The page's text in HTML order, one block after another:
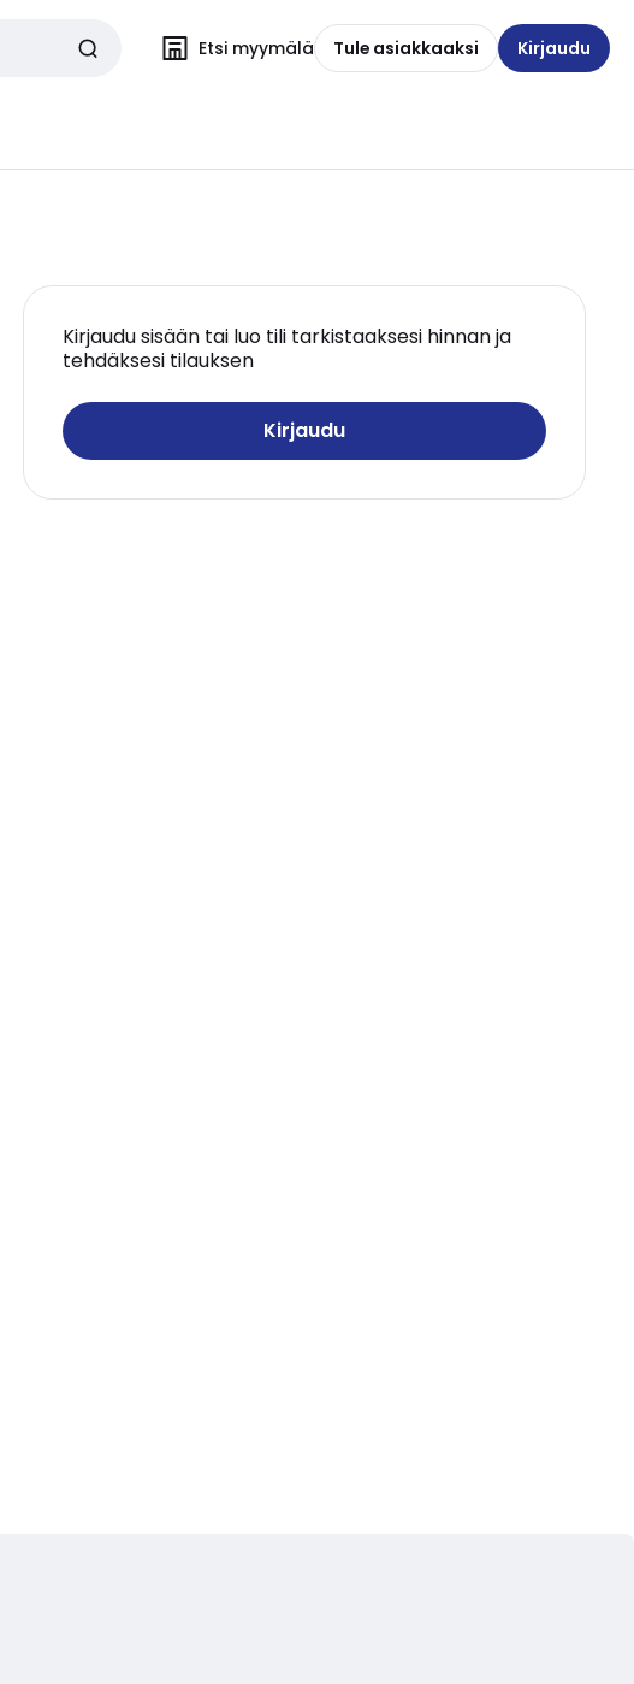
Etsi myymälä Tule asiakkaaksi Kirjaudu
Kirjaudu sisään tai luo tili tarkistaaksesi hinnan ja
tehdäksesi tilauksen
Kirjaudu